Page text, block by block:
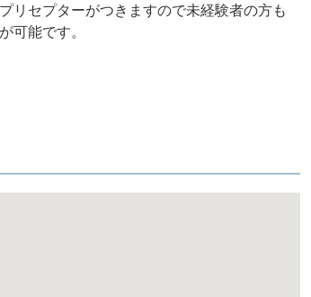
リセプターがつきますので未経験者の方も
可能です。